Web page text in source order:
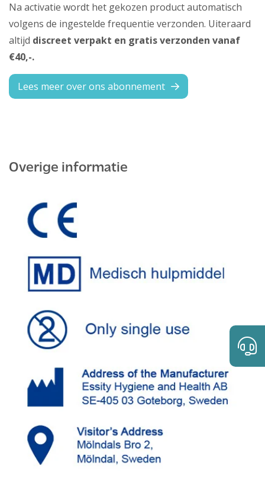
Na activatie wordt het gekozen product automatisch
volgens de ingestelde frequentie verzonden. Uiteraard
altijd discreet verpakt en gratis verzonden vanaf
€40,-.
Lees meer over ons abonnement
Overige informatie